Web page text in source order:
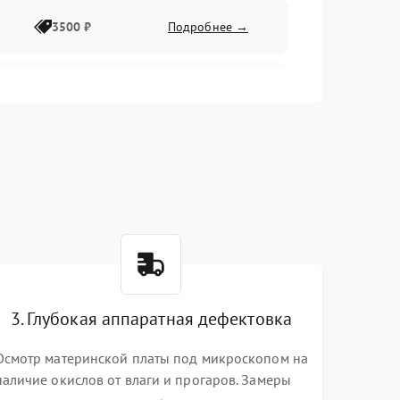
3500 ₽ Подробнее →
3000 ₽ Подробнее →
3. Глубокая аппаратная дефектовка
материнской платы под микроскопом на
окислов от влаги и прогаров. Замеры